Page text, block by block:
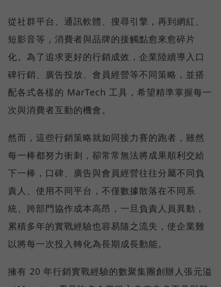
從社群平台、通訊軟體、搜尋引擎，再到網紅、
短影音等，消費者與品牌的接觸點愈來愈碎片
化。為了追求更好的行銷成效，企業陸續導入口
碑行銷、廣告投放、會員經營等不同策略，並搭
配各式各樣的 MarTech 工具，希望精準掌握每一
次與消費者互動的機會。
然而，這些行銷策略就如同接力賽的跑者，雖然
每一棒都努力衝刺，卻常常無法將成果順利交給
下一棒，口碑、廣告與會員經營往往分屬不同負
責人、使用不同平台，不僅數據散落在不同系
統、跨部門協作成本高昂，一旦負責人員異動，
累積多年的實戰經驗也容易隨之流失，使企業難
以將每一次投入轉化為長期成長動能。
擁有 20 年行銷實戰經驗的數聚集團創辦人張元溢